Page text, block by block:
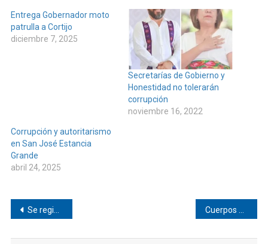
Entrega Gobernador moto
patrulla a Cortijo
diciembre 7, 2025
Secretarías de Gobierno y
Honestidad no tolerarán
corrupción
noviembre 16, 2022
Corrupción y autoritarismo
en San José Estancia
Grande
abril 24, 2025
Navegación
de
Se registran apagones en Pinotepa